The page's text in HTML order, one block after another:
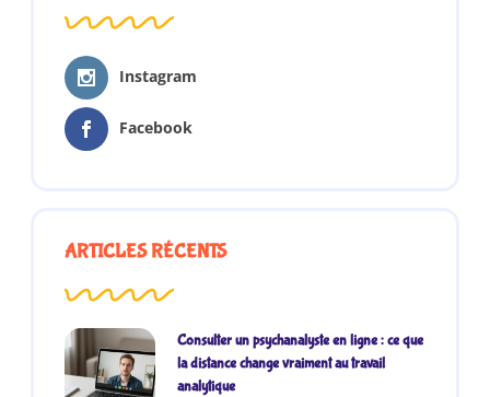
Instagram
Facebook
ARTICLES RÉCENTS
Consulter un psychanalyste en ligne : ce que
la distance change vraiment au travail
analytique